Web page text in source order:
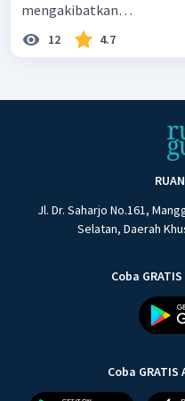
mengakibatkan…
12 4.7
Jl. Dr. Saharjo No.161,
Selatan, Daerah
Coba
Coba